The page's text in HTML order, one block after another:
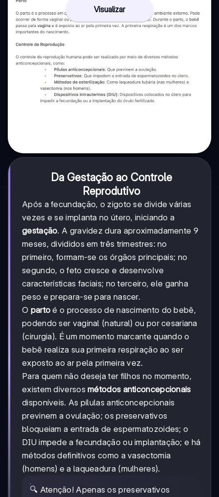
Visualizar
Da Gestação ao Controle
Reprodutivo
Após a fecundação, o zigoto se divide várias
vezes e se implanta no útero, iniciando a
gestação. A gravidez dura aproximadamente 9
meses, divididos em três trimestres: no
primeiro, formam-se os órgãos principais; no
segundo, o feto cresce e desenvolve
características faciais; no terceiro, ele ganha
peso e prepara-se para nascer.
O parto é o processo de nascimento do bebê,
podendo ser vaginal (natural) ou por cesariana
(cirurgia). É um momento marcante quando o
bebê realiza sua primeira respiração ao ser
exposto ao ar pela primeira vez.
Para quem não deseja ter filhos no momento,
existem diversosmétodos anticoncepcionais
disponíveis. As pílulas anticoncepcionais
previnem a ovulação; os preservativos
bloqueiam a entrada de espermatozoides; o
DIU impede a fecundação ou implantação; e há
métodos definitivos como a vasectomia
(homens) e a laqueadura (mulheres).
🔍 Atenção! Apenas os preservativos